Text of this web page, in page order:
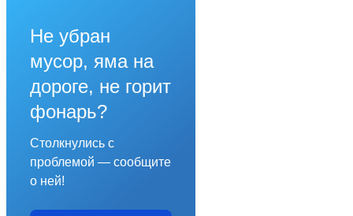
Не убран
мусор, яма на
дороге, не горит
фонарь?
Столкнулись с
проблемой — сообщите
о ней!